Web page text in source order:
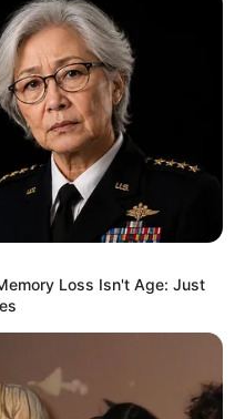
Loss Isn't Age: Just